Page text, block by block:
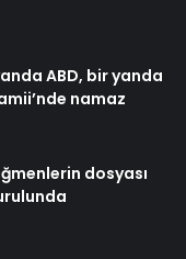
ABD, bir yanda
namaz
dosyası